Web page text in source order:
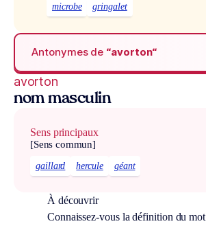
microbe gringalet
Antonymes de “avorton“
avorton
nom masculin
Sens principaux
[Sens commun]
gaillard hercule géant
À découvrir
Connaissez-vous la définition du mot